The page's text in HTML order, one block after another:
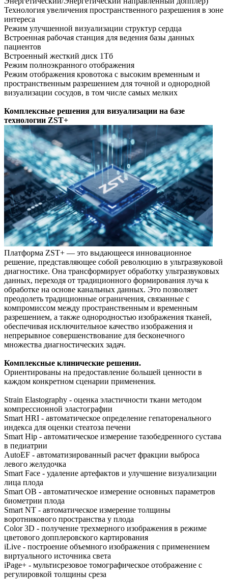
Технология увеличения пространственного разрешения в зоне
интереса
Режим улучшенной визуализации структур сердца
Встроенная рабочая станция для ведения базы данных
пациентов
Встроенный жесткий диск 1Тб
Режим полноэкранного отображения
Режим отображения кровотока с высоким временным и
пространственным разрешением для точной и однородной
визуализации сосудов, в том числе самых мелких
Комплексные решения для визуализации на базе
технологии ZST+
Платформа ZST+ — это выдающееся инновационное
решение, представляющее собой революцию в ультразвуковой
диагностике. Она трансформирует обработку ультразвуковых
данных, переходя от традиционного формирования луча к
обработке на основе канальных данных. Это позволяет
преодолеть традиционные ограничения, связанные с
компромиссом между пространственным и временным
разрешением, а также однородностью изображения тканей,
обеспечивая исключительное качество изображения и
непрерывное совершенствование для бесконечного
множества диагностических задач.
Комплексные клинические решения.
Ориентированы на предоставление большей ценности в
каждом конкретном сценарии применения.
Strain Elastography - оценка эластичности ткани методом
компрессионной эластографии
Smart HRI - автоматическое определение гепаторенального
индекса для оценки стеатоза печени
Smart Hip - автоматическое измерение тазобедренного сустава
в педиатрии
AutoEF - автоматизированный расчет фракции выброса
левого желудочка
Smart Face - удаление артефактов и улучшение визуализации
лица плода
Smart OB - автоматическое измерение основных параметров
биометрии плода
Smart NT - автоматическое измерение толщины
воротникового пространства у плода
Color 3D - получение трехмерного изображения в режиме
цветового допплеровского картирования
iLive - построение объемного изображения с применением
виртуального источника света
iPage+ - мультисрезовое томографическое отображение с
регулировкой толщины среза